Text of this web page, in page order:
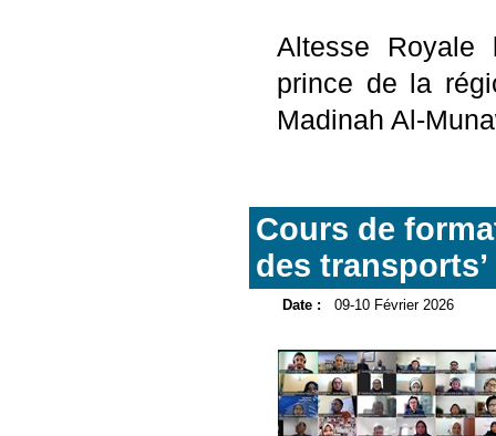
Altesse Royale
prince de la
Madinah Al-
Cours de
des transports’
Date : 09-10 Février 2026